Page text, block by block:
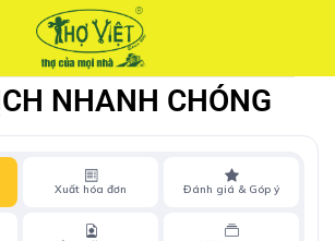
NHANH CHÓNG